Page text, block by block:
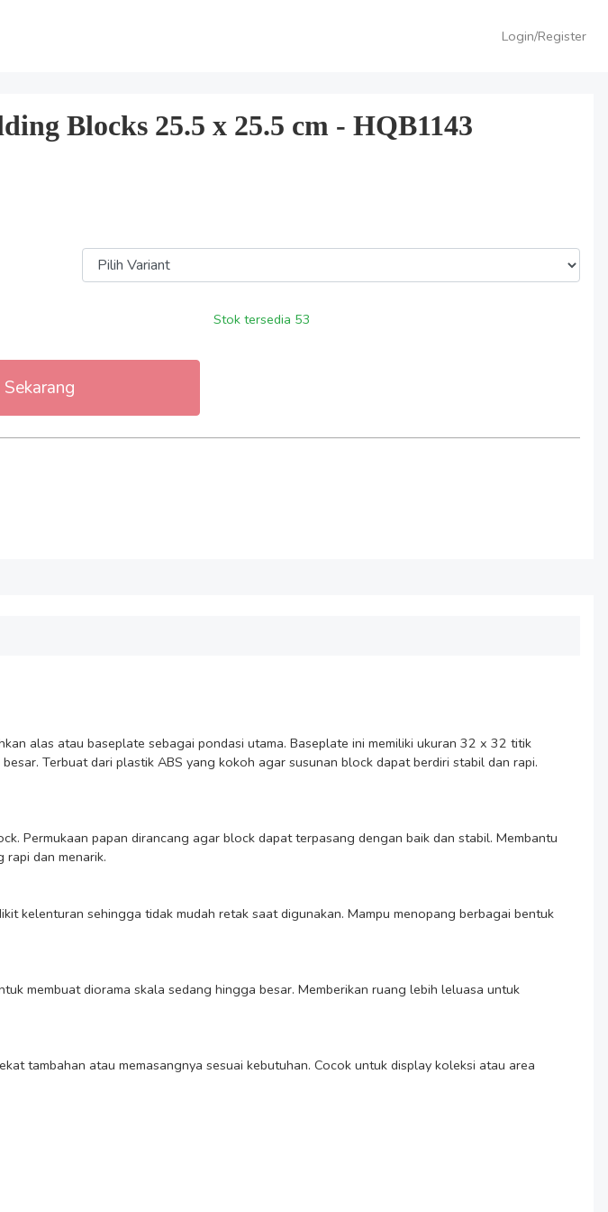
Login/Register
Blocks 25.5 x 25.5 cm - HQB1143
Stok tersedia 53
alas atau baseplate sebagai pondasi utama. Baseplate ini memiliki ukuran 32 x 32 titik
Terbuat dari plastik ABS yang kokoh agar susunan block dapat berdiri stabil dan rapi.
rapi dan menarik.